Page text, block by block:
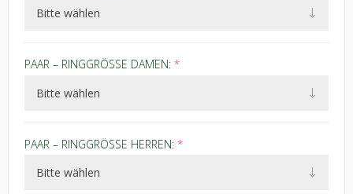
PAAR – RINGGRÖSSE DAMEN: *
PAAR – RINGGRÖSSE HERREN: *